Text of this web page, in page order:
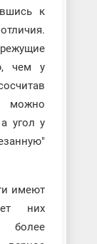
к
чем у
можно
угол у
имеют
них
более